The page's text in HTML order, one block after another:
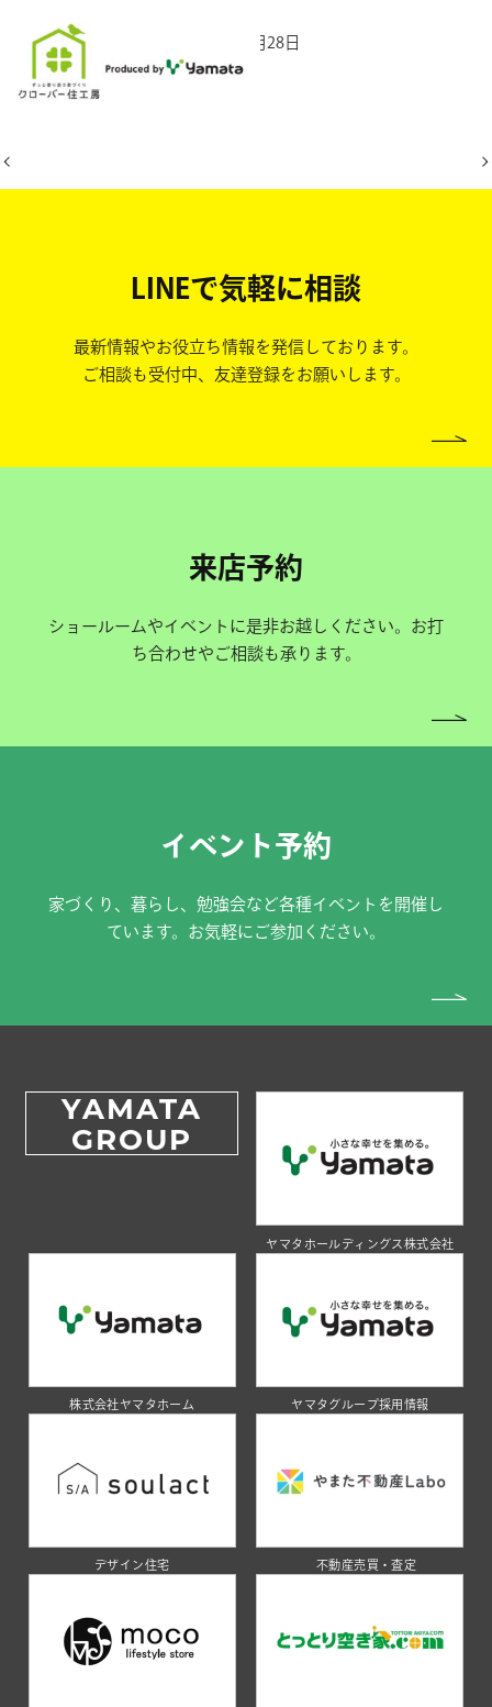
2025年11月28日
LINEで気軽に相談
最新情報やお役立ち情報を発信しております。
ご相談も受付中、友達登録をお願いします。
来店予約
ショールームやイベントに是非お越しください。お打
ち合わせやご相談も承ります。
イベント予約
家づくり、暮らし、勉強会など各種イベントを開催し
ています。お気軽にご参加ください。
YAMATA
GROUP
ヤマタホールディングス株式会社
株式会社ヤマタホーム ヤマタグループ採用情報
デザイン住宅 不動産売買・査定